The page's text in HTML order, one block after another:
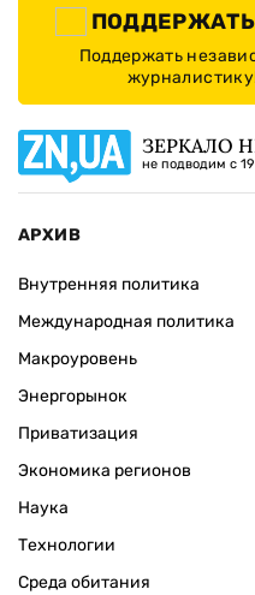
ПОДДЕРЖАТЬ
Поддержать
ЗЕРКАЛО
не подводим с
АРХИВ
Внутренняя политика
Международная политика
Макроуровень
Энергорынок
Приватизация
Экономика регионов
Наука
Технологии
Среда обитания